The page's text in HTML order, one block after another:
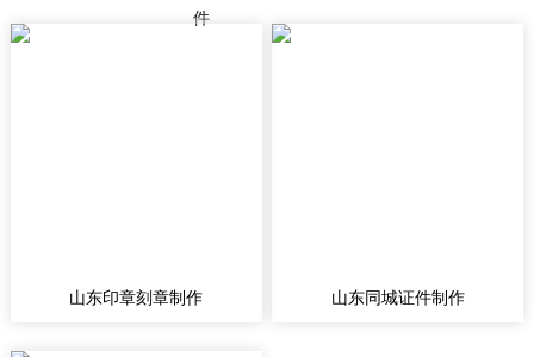
件
山东印章刻章制作 山东同城证件制作